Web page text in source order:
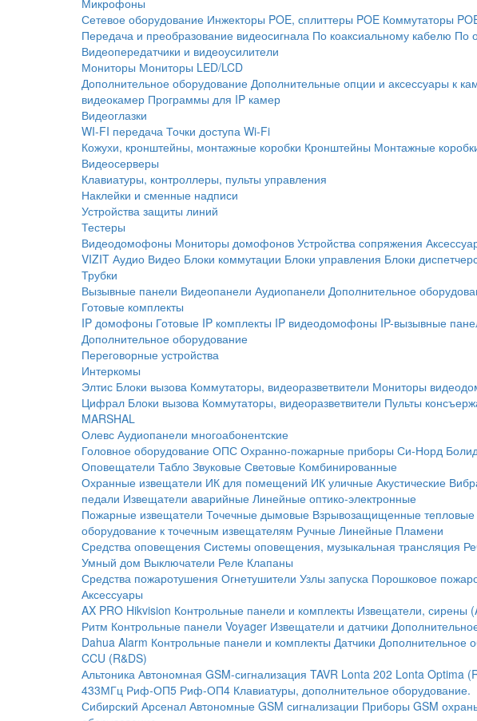
Микрофоны
Сетевое оборудование Инжекторы POE, сплиттеры POE Коммутаторы
Передача и преобразование видеосигнала По коаксиальному кабелю По
Видеопередатчики и видеоусилители
Мониторы Мониторы LED/LCD
Дополнительное оборудование Дополнительные опции и аксессуары к
видеокамер Программы для IP камер
Видеоглазки
WI-FI передача Точки доступа Wi-Fi
Кожухи, кронштейны, монтажные коробки Кронштейны Монтажные
Видеосерверы
Клавиатуры, контроллеры, пульты управления
Наклейки и сменные надписи
Устройства защиты линий
Тестеры
Видеодомофоны Мониторы домофонов Устройства сопряжения
VIZIT Аудио Видео Блоки коммутации Блоки управления Блоки
Трубки
Вызывные панели Видеопанели Аудиопанели Дополнительное
Готовые комплекты
IP домофоны Готовые IP комплекты IP видеодомофоны IP-вызывные
Дополнительное оборудование
Переговорные устройства
Интеркомы
Элтис Блоки вызова Коммутаторы, видеоразветвители Мониторы
Цифрал Блоки вызова Коммутаторы, видеоразветвители Пульты
MARSHAL
Олевс Аудиопанели многоабонентские
Головное оборудование ОПС Охранно-пожарные приборы Си-Норд
Оповещатели Табло Звуковые Световые Комбинированные
Охранные извещатели ИК для помещений ИК уличные Акустические
педали Извещатели аварийные Линейные оптико-электронные
Пожарные извещатели Точечные дымовые Взрывозащищенные тепловые
оборудование к точечным извещателям Ручные Линейные Пламени
Средства оповещения Системы оповещения, музыкальная трансляция
Умный дом Выключатели Реле Клапаны
Средства пожаротушения Огнетушители Узлы запуска Порошковое
Аксессуары
AX PRO Hikvision Контрольные панели и комплекты Извещатели, сирены
Ритм Контрольные панели Voyager Извещатели и датчики
Dahua Alarm Контрольные панели и комплекты Датчики Дополнительное
CCU (R&DS)
Альтоника Автономная GSM-сигнализация TAVR Lonta 202 Lonta Optima
433МГц Риф-ОП5 Риф-ОП4 Клавиатуры, дополнительное оборудование.
Сибирский Арсенал Автономные GSM сигнализации Приборы GSM